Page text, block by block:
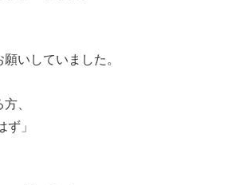
いしていました。
、
」